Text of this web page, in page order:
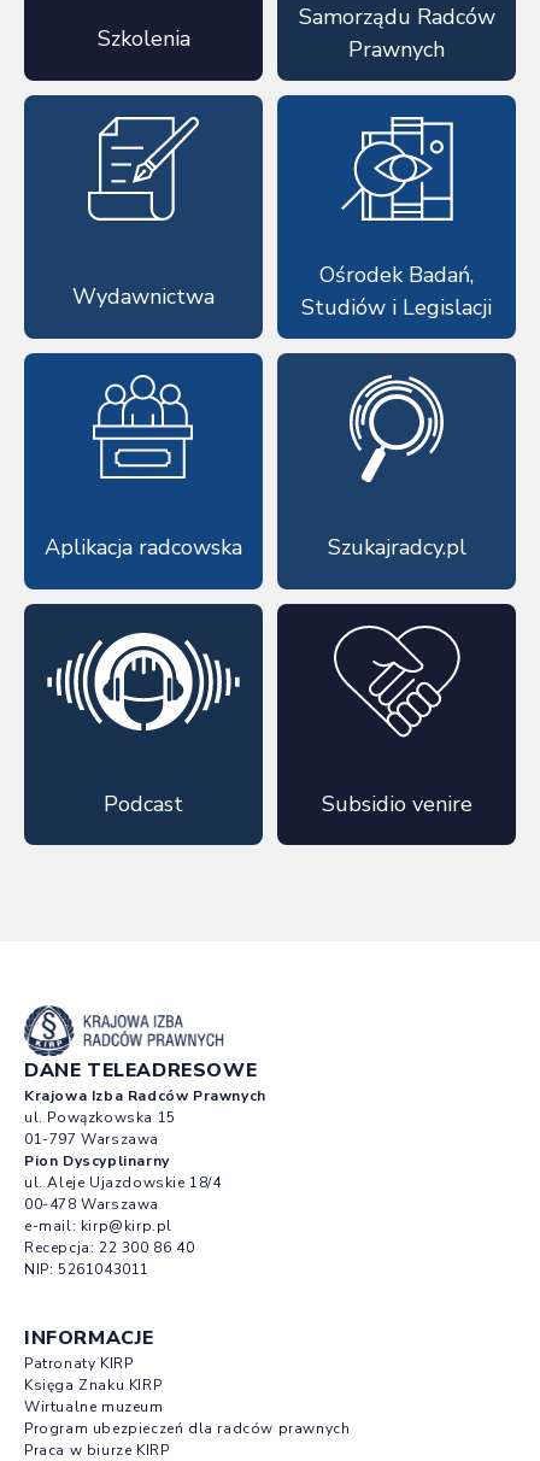
Szkolenia
Samorządu Radców
Prawnych
Wydawnictwa
Ośrodek Badań,
Studiów i Legislacji
Aplikacja radcowska Szukajradcy.pl
Podcast Subsidio venire
DANE TELEADRESOWE
Krajowa Izba Radców Prawnych
ul. Powązkowska 15
01-797 Warszawa
Pion Dyscyplinarny
ul. Aleje Ujazdowskie 18/4
00-478 Warszawa
e-mail: kirp@kirp.pl
Recepcja: 22 300 86 40
NIP: 5261043011
INFORMACJE
Patronaty KIRP
Księga Znaku KIRP
Wirtualne muzeum
Program ubezpieczeń dla radców prawnych
Praca w biurze KIRP